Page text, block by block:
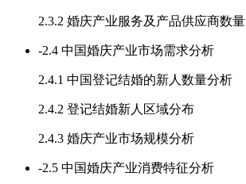
2.3.2 婚庆产业服务及产品供应商数量
-2.4 中国婚庆产业市场需求分析
2.4.1 中国登记结婚的新人数量分析
2.4.2 登记结婚新人区域分布
2.4.3 婚庆产业市场规模分析
-2.5 中国婚庆产业消费特征分析